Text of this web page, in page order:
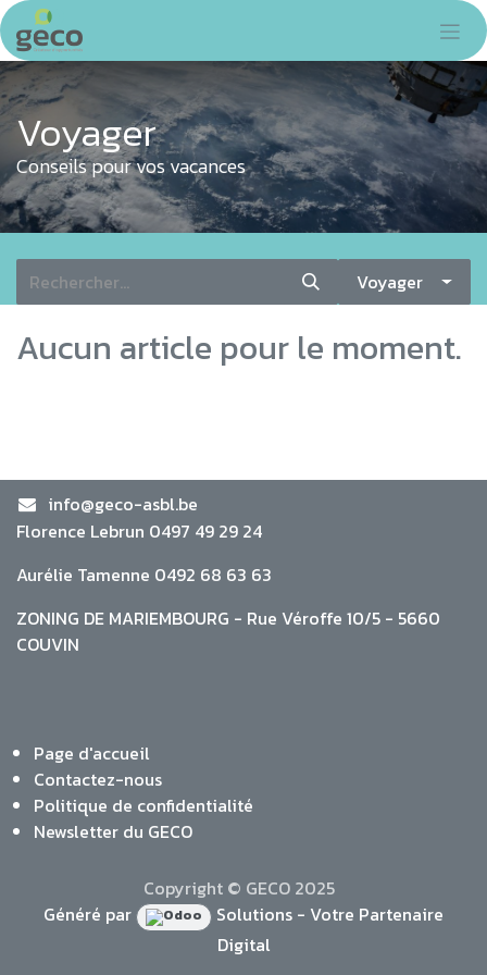
Se rendre au contenu
Voyager
Conseils pour vos vacances
Voyager
Aucun article pour le moment.
info@geco-asbl.be
Florence Lebrun 0497 49 29 24
Aurélie Tamenne 0492 68 63 63
ZONING DE MARIEMBOURG - Rue Véroffe 10/5 - 5660
COUVIN
Page d'accueil
Contactez-nous
Politique de confidentialité
Newsletter du GECO
Copyright © GECO 2025
Généré par
Solutions - Votre Partenaire
Digital